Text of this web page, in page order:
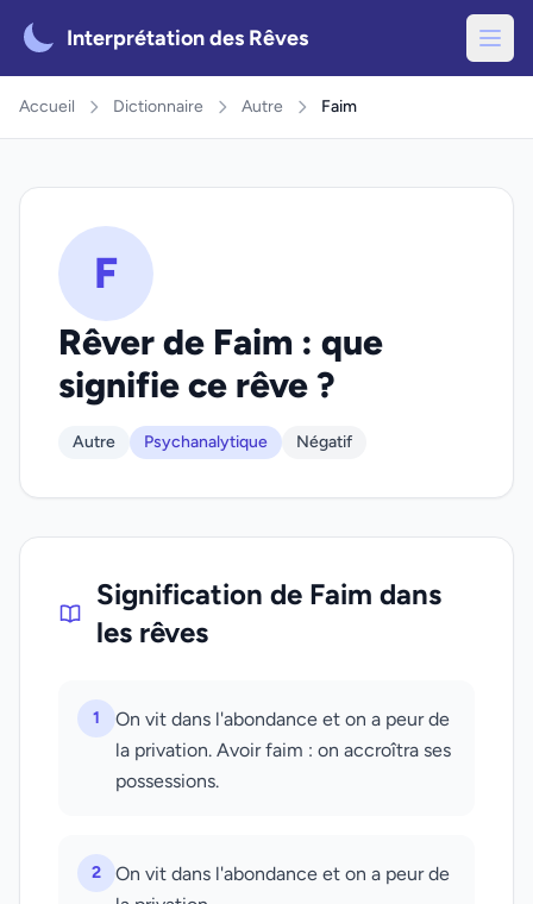
Interprétation des Rêves
Accueil Dictionnaire Autre Faim
F
Rêver de Faim : que
signifie ce rêve ?
Autre Psychanalytique Négatif
Signification de Faim dans
les rêves
1
On vit dans l'abondance et on a peur de
la privation. Avoir faim : on accroîtra ses
possessions.
2
On vit dans l'abondance et on a peur de